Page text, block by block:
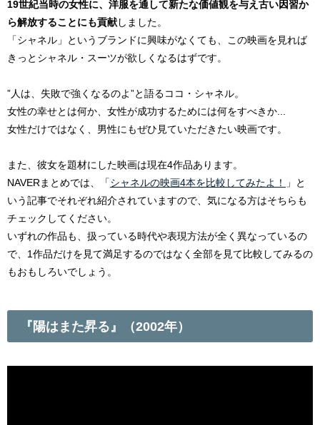
19世紀当時の女性に、洋服を通して新たな価値観を与え古い因習か
ら解放することにも貢献 しました。
「シャネル」というブランドに興味がなくても、この映画を見れば
きっとシャネル・スーツが欲しくなるはずです。
”人は、失敗で強くなるのよ”と語るココ・シャネル。
女性の幸せとは何か、女性が成功するためには何をすべきか...
女性だけではなく、男性にもぜひ見ていただきたい映画です。
また、彼女を題材にした映画は現在4作品あります。
NAVERまとめでは、「 シャネルの映画4本を比較してみたよ！
」と
いう記事でそれぞれ紹介されていますので、気になる方はそちらも
チェックしてください。
いずれの作品も、扱っている時代や表現方法が全く異なっているの
で、1作品だけを見て満足するのではなく全部を見て比較してみるの
もおもしろいでしょう。
『陽はまた昇る』（2002年）